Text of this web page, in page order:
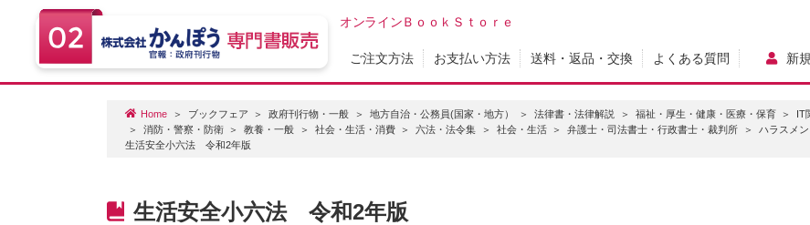
オンラインＢｏｏｋＳｔｏｒｅ
ご注文方法 お支払い方法 送料・返品・交換 よくある質問 新
Home ブックフェア 政府刊行物・一般 地方自治・公務員(国家・地方） 法律書・法律解説 福祉・厚生・健康・医療・保育 IT
消防・警察・防衛
教養・一般 社会・生活・消費 六法・法令集 社会・生活 弁護士・司法書士・行政書士・裁判所 ハラスメ
生活安全小六法 令和2年版
生活安全小六法 令和2年版